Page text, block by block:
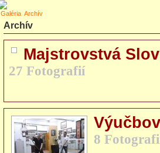
Galéria Archív
Archív
Majstrovstvá
27 Fotografií
8